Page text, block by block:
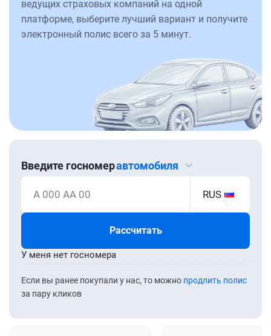
ведущих страховых компаний на одной
платформе, выберите лучший вариант и получите
электронный полис всего за 5 минут.
Введите госномеравтомобиля
А 000 АА 00 RUS
Рассчитать
Если вы ранее покупали у нас, то можно продлить полис
за пару кликов
У меня нет госномера